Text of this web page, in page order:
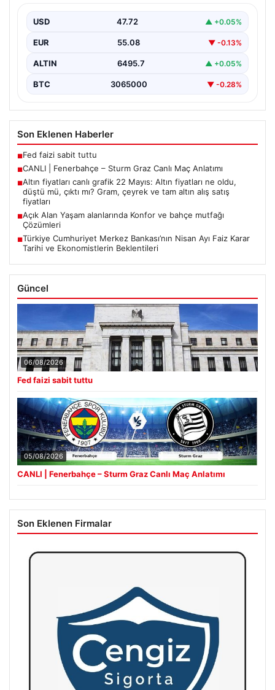
USD 47.72 ▲ +0.05%
EUR 55.08 ▼ -0.13%
ALTIN 6495.7 ▲ +0.05%
BTC 3065000 ▼ -0.28%
Son Eklenen Haberler
■Fed faizi sabit tuttu
■CANLI | Fenerbahçe – Sturm Graz Canlı Maç Anlatımı
■Altın fiyatları canlı grafik 22 Mayıs: Altın fiyatları ne oldu,
düştü mü, çıktı mı? Gram, çeyrek ve tam altın alış satış
fiyatları
■Açık Alan Yaşam alanlarında Konfor ve bahçe mutfağı
Çözümleri
■Türkiye Cumhuriyet Merkez Bankası’nın Nisan Ayı Faiz Karar
Tarihi ve Ekonomistlerin Beklentileri
Güncel
06/08/2026
Fed faizi sabit tuttu
05/08/2026
CANLI | Fenerbahçe – Sturm Graz Canlı Maç Anlatımı
Son Eklenen Firmalar